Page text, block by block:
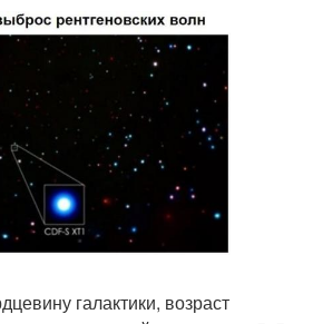
галактики, возраст